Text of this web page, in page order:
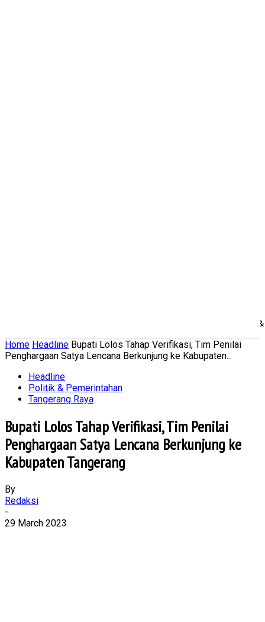
Politik
Home Headline Bupati Lolos Tahap Verifikasi, Tim Penilai
Penghargaan Satya Lencana Berkunjung ke Kabupaten...
Headline
Politik & Pemerintahan
Tangerang Raya
Bupati Lolos Tahap Verifikasi, Tim Penilai
Penghargaan Satya Lencana Berkunjung ke
Kabupaten Tangerang
By
Redaksi
-
29 March 2023